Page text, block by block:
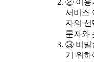
② 이용
서비스
자의
문자와
③ 비밀
기 위